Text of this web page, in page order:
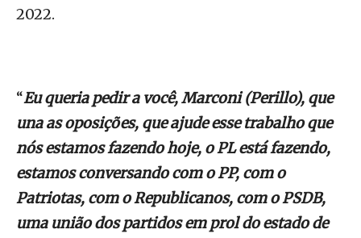
2022.
“Eu queria pedir a você, Marconi (Perillo), que
una as oposições, que ajude esse trabalho que
nós estamos fazendo hoje, o PL está fazendo,
estamos conversando com o PP, com o
Patriotas, com o Republicanos, com o PSDB,
uma união dos partidos em prol do estado de